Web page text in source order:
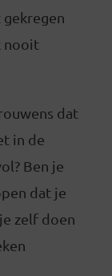
nooit
dat
in de
Ben je
dat je
zelf doen